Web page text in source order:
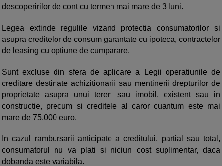
descoperirilor de cont cu termen mai mare de 3 luni.
Legea extinde regulile vizand protectia consumatorilor si
asupra creditelor de consum garantate cu ipoteca, contractelor
de leasing cu optiune de cumparare.
Sunt excluse din sfera de aplicare a Legii operatiunile de
creditare destinate achizitionarii sau mentinerii drepturilor de
proprietate asupra unui teren sau imobil, existent sau in
constructie, precum si creditele al caror cuantum este mai
mare de 75.000 euro.
In cazul rambursarii anticipate a creditului, partial sau total,
consumatorul nu va plati si niciun cost suplimentar, daca
dobanda este variabila.